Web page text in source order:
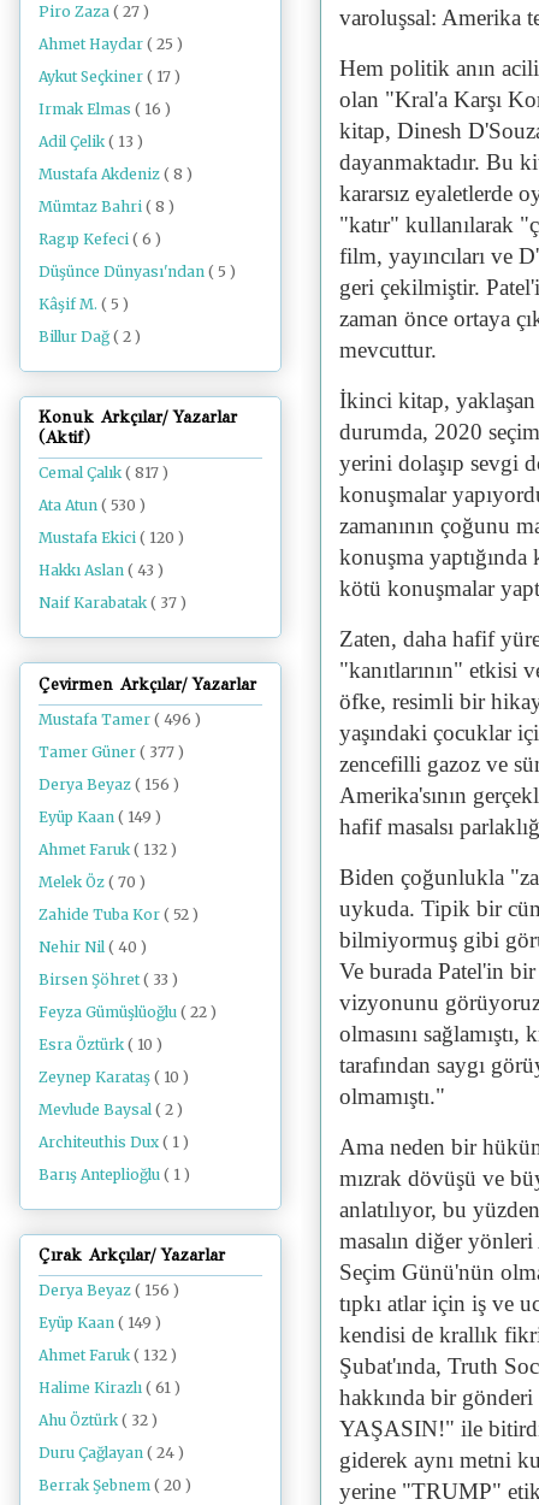
varoluşsal: Amerika
Hem politik anın
olan "Kral'a Karşı
kitap, Dinesh
dayanmaktadır. Bu
kararsız eyaletlerde
"katır" kullanılarak
film, yayıncıları ve
geri çekilmiştir.
zaman önce ortaya
mevcuttur.
İkinci kitap,
durumda, 2020
yerini dolaşıp sevgi
konuşmalar
zamanının çoğunu
konuşma yaptığında
kötü konuşmalar
Zaten, daha hafif
"kanıtlarının" etkisi
öfke, resimli bir
yaşındaki çocuklar
zencefilli gazoz ve
Amerika'sının
hafif masalsı
Biden çoğunlukla
uykuda. Tipik bir
bilmiyormuş gibi
Ve burada Patel'in
vizyonunu
olmasını
tarafından saygı
olmamıştı."
Ama neden bir
mızrak dövüşü ve
anlatılıyor, bu
masalın diğer
Seçim Günü'nün
tıpkı atlar için iş ve
kendisi de krallık
Şubat'ında, Truth
hakkında bir
YAŞASIN!" ile
giderek aynı metni
yerine "TRUMP"
Piro Zaza ( 27 )
Ahmet Haydar ( 25 )
Aykut Seçkiner ( 17 )
Irmak Elmas ( 16 )
Adil Çelik ( 13 )
Mustafa Akdeniz ( 8 )
Mümtaz Bahri ( 8 )
Ragıp Kefeci ( 6 )
Düşünce Dünyası'ndan ( 5 )
Kâşif M. ( 5 )
Billur Dağ ( 2 )
Konuk Arkçılar/ Yazarlar
(Aktif)
Cemal Çalık( 817 )
Ata Atun ( 530 )
Mustafa Ekici ( 120 )
Hakkı Aslan ( 43 )
Naif Karabatak( 37 )
Çevirmen Arkçılar/ Yazarlar
Mustafa Tamer ( 496 )
Tamer Güner ( 377 )
Derya Beyaz ( 156 )
Eyüp Kaan ( 149 )
Ahmet Faruk ( 132 )
Melek Öz ( 70 )
Zahide Tuba Kor ( 52 )
Nehir Nil ( 40 )
Birsen Şöhret ( 33 )
Feyza Gümüşlüoğlu ( 22 )
Esra Öztürk ( 10 )
Zeynep Karataş ( 10 )
Mevlude Baysal ( 2 )
Architeuthis Dux ( 1 )
Barış Anteplioğlu ( 1 )
Çırak Arkçılar/ Yazarlar
Derya Beyaz ( 156 )
Eyüp Kaan ( 149 )
Ahmet Faruk ( 132 )
Halime Kirazlı ( 61 )
Ahu Öztürk ( 32 )
Duru Çağlayan ( 24 )
Berrak Şebnem ( 20 )